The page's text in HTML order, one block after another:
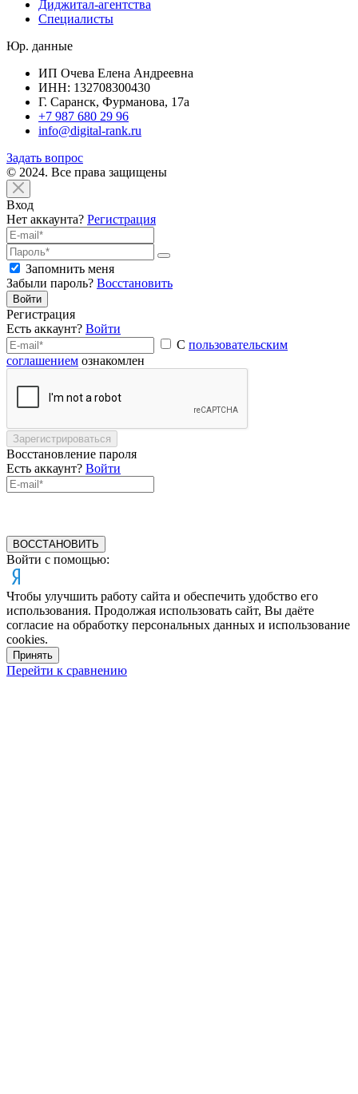
Диджитал-агентства
Специалисты
Юр. данные
ИП Очева Елена Андреевна
ИНН: 132708300430
Г. Саранск, Фурманова, 17а
+7 987 680 29 96
info@digital-rank.ru
Задать вопрос
© 2024. Все права защищены
Вход
Нет аккаунта? Регистрация
Запомнить меня
Забыли пароль? Восстановить
Войти
Регистрация
Есть аккаунт? Войти
С пользовательским
соглашением ознакомлен
Зарегистрироваться
Восстановление пароля
Есть аккаунт? Войти
ВОССТАНОВИТЬ
Войти с помощью:
Чтобы улучшить работу сайта и обеспечить удобство его
использования. Продолжая использовать сайт, Вы даёте
согласие на обработку персональных данных и использование
cookies.
Принять
Перейти к сравнению